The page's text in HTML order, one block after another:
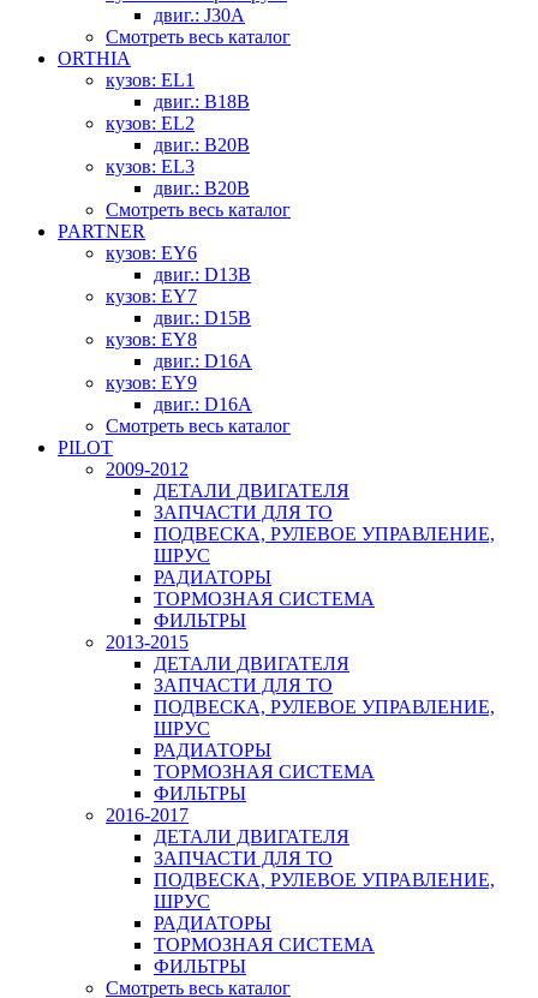
двиг.: J30A
Смотреть весь каталог
ORTHIA
кузов: EL1
двиг.: B18B
кузов: EL2
двиг.: B20B
кузов: EL3
двиг.: B20B
Смотреть весь каталог
PARTNER
кузов: EY6
двиг.: D13B
кузов: EY7
двиг.: D15B
кузов: EY8
двиг.: D16A
кузов: EY9
двиг.: D16A
Смотреть весь каталог
PILOT
2009-2012
ДЕТАЛИ ДВИГАТЕЛЯ
ЗАПЧАСТИ ДЛЯ ТО
ПОДВЕСКА, РУЛЕВОЕ УПРАВЛЕНИЕ,
ШРУС
РАДИАТОРЫ
ТОРМОЗНАЯ СИСТЕМА
ФИЛЬТРЫ
2013-2015
ДЕТАЛИ ДВИГАТЕЛЯ
ЗАПЧАСТИ ДЛЯ ТО
ПОДВЕСКА, РУЛЕВОЕ УПРАВЛЕНИЕ,
ШРУС
РАДИАТОРЫ
ТОРМОЗНАЯ СИСТЕМА
ФИЛЬТРЫ
2016-2017
ДЕТАЛИ ДВИГАТЕЛЯ
ЗАПЧАСТИ ДЛЯ ТО
ПОДВЕСКА, РУЛЕВОЕ УПРАВЛЕНИЕ,
ШРУС
РАДИАТОРЫ
ТОРМОЗНАЯ СИСТЕМА
ФИЛЬТРЫ
Смотреть весь каталог